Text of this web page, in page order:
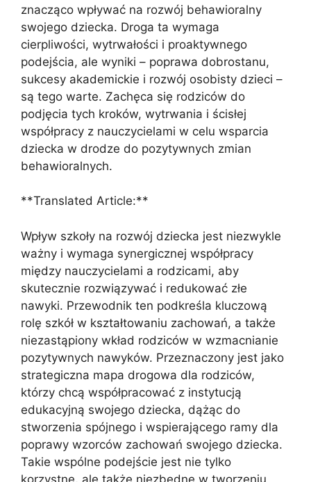
znacząco wpływać na rozwój behawioralny
swojego dziecka. Droga ta wymaga
cierpliwości, wytrwałości i proaktywnego
podejścia, ale wyniki – poprawa dobrostanu,
sukcesy akademickie i rozwój osobisty dzieci –
są tego warte. Zachęca się rodziców do
podjęcia tych kroków, wytrwania i ścisłej
współpracy z nauczycielami w celu wsparcia
dziecka w drodze do pozytywnych zmian
behawioralnych.
**Translated Article:**
Wpływ szkoły na rozwój dziecka jest niezwykle
ważny i wymaga synergicznej współpracy
między nauczycielami a rodzicami, aby
skutecznie rozwiązywać i redukować złe
nawyki. Przewodnik ten podkreśla kluczową
rolę szkół w kształtowaniu zachowań, a także
niezastąpiony wkład rodziców w wzmacnianie
pozytywnych nawyków. Przeznaczony jest jako
strategiczna mapa drogowa dla rodziców,
którzy chcą współpracować z instytucją
edukacyjną swojego dziecka, dążąc do
stworzenia spójnego i wspierającego ramy dla
poprawy wzorców zachowań swojego dziecka.
Takie wspólne podejście jest nie tylko
korzystne, ale także niezbędne w tworzeniu